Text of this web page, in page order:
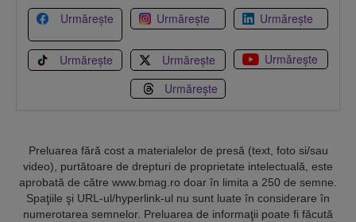
Urmărește Urmărește Urmărește
Urmărește Urmărește
Urmărește
Urmărește
Preluarea fără cost a materialelor de presă (text, foto si/sau
video), purtătoare de drepturi de proprietate intelectuală, este
aprobată de către www.bmag.ro doar în limita a 250 de semne.
Spaţiile şi URL-ul/hyperlink-ul nu sunt luate în considerare în
numerotarea semnelor. Preluarea de informaţii poate fi făcută